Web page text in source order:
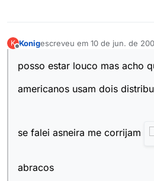
K Konigescreveu em 10 de jun. de
última edição por
posso estar louco mas acho
americanos usam dois
se falei asneira me corrijam
abracos